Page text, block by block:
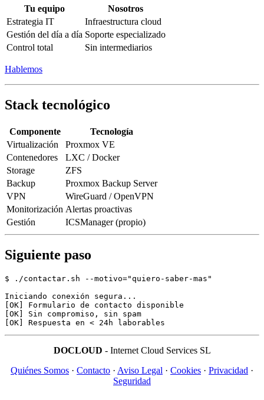
Tu equipo
Nosotros
Estrategia IT
Infraestructura cloud
Gestión del día a día Soporte especializado
Control total
Sin intermediarios
Hablemos
Stack tecnológico
Componente
Tecnología
Virtualización
Proxmox VE
Contenedores
LXC / Docker
Storage
ZFS
Backup
Proxmox Backup Server
VPN
WireGuard / OpenVPN
Monitorización Alertas proactivas
Gestión
ICSManager (propio)
Siguiente paso
$ ./contactar.sh --motivo="quiero-saber-mas"
Iniciando conexión segura...
[OK] Formulario de contacto disponible
[OK] Sin compromiso, sin spam
DOCLOUD - Internet Cloud Services SL
Quiénes Somos · Contacto · Aviso Legal · Cookies · Privacidad ·
Seguridad